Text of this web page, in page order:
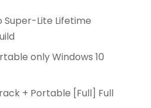
Super-Lite Lifetime
only Windows 10
+ Portable [Full] Full